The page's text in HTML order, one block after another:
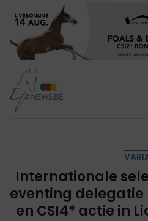
Internationale
eventing
en CSI4* actie in